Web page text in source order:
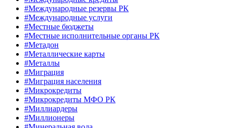
#Международные резервы РК
#Международные услуги
#Местные бюджеты
#Местные исполнительные органы РК
#Метадон
#Металлические карты
#Металлы
#Миграция
#Миграция населения
#Микрокредиты
#Микрокредиты МФО РК
#Миллиардеры
#Миллионеры